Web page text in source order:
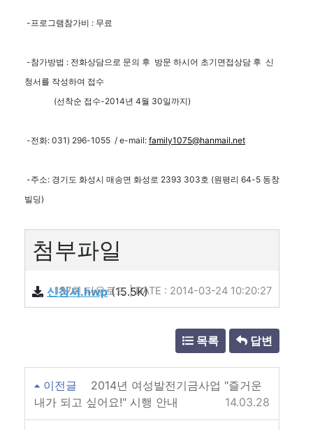
-프로그램참가비 : 무료
-참가방법 : 전화상담으로 문의 후 방문 하시어 초기면접상담 후 신
청서를 작성하여 접수
(선착순 접수-2014년 4월 30일까지)
-전화: 031) 296-1055 / e-mail: family1075@hanmail.net
-주소: 경기도 화성시 매송면 화성로 2393 303호 (원평리 64-5 동창
빌딩)
첨부파일
신청서.hwp(15.5K)
137회 다운로드 | DATE : 2014-03-24 10:20:27
목록 답변
이전글
2014년 여성발전기금사업 "즐거운
내가 되고 싶어요!" 시행 안내
14.03.28